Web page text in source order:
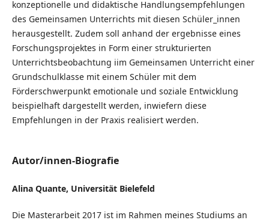
konzeptionelle und didaktische Handlungsempfehlungen
des Gemeinsamen Unterrichts mit diesen Schüler_innen
herausgestellt. Zudem soll anhand der ergebnisse eines
Forschungsprojektes in Form einer strukturierten
Unterrichtsbeobachtung iim Gemeinsamen Unterricht einer
Grundschulklasse mit einem Schüler mit dem
Förderschwerpunkt emotionale und soziale Entwicklung
beispielhaft dargestellt werden, inwiefern diese
Empfehlungen in der Praxis realisiert werden.
Autor/innen-Biografie
Alina Quante, Universität Bielefeld
Die Masterarbeit 2017 ist im Rahmen meines Studiums an